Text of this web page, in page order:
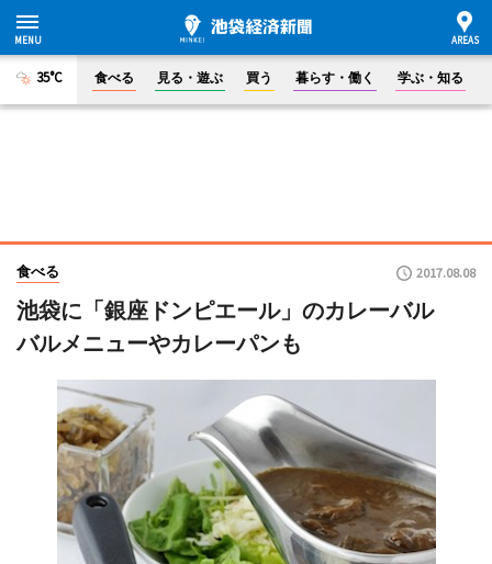
35°C 食べる 見る・遊ぶ 買う 暮らす・働く 学ぶ・知る
食べる 2017.08.08
池袋に「銀座ドンピエール」のカレーバル
バルメニューやカレーパンも